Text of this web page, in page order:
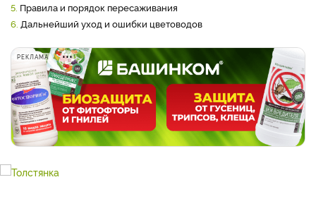
5. Правила и порядок пересаживания
6. Дальнейший уход и ошибки цветоводов
РЕКЛАМА